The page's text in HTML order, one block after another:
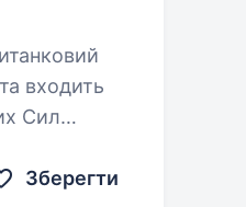
входить
Сил
Зберегти